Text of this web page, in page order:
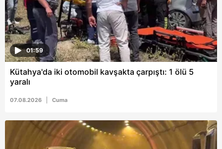
Çerezlere ilişkin tercihlerinizi aşağıda yer alan panel
vasıtasıyla belirleyebilirsiniz. Çerezlere ilişkin detaylı bilgi
için Ayarlar butonuna tıklayabilir,Çerez Bilgilendirme
Metnimizi ziyaret edebilirsiniz.
6698 sayılı Kişisel Verilerin Korunması Kanunu uyarınca
hazırlanmış Aydınlatma Metnimizi okumak ve sitemizde
ilgili mevzuata uygun olarak kullanılan çerezlerle ilgili bilgi
01:59
Kütahya'da iki otomobil kavşakta çarpıştı: 1 ölü 5
yaralı
07.08.2026 Cuma